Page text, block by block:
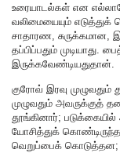
உரையாடல்கள் என
வலிமையையும் எடுத்துக்
சாதாரண, சுருக்கமான,
தப்பிப்பதும் முடியாது.
இருக்கவேண்டியதுதான்.
குரோவ் இரவு
முழுவதும் அவருக்குத்
தூங்கினார்;
யோசித்துக்
வெறுப்பைக் கொடுத்தன;